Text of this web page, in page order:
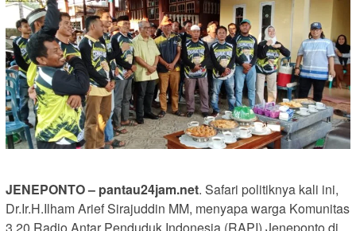
JENEPONTO – pantau24jam.net. Safari politiknya kali ini,
Dr.Ir.H.Ilham Arief Sirajuddin MM, menyapa warga Komunitas
3.20 Radio Antar Penduduk Indonesia (RAPI) Jeneponto di